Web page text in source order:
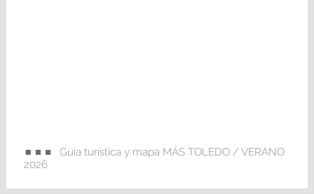
Guía turística y mapa MÁS TOLEDO / VERANO
2026